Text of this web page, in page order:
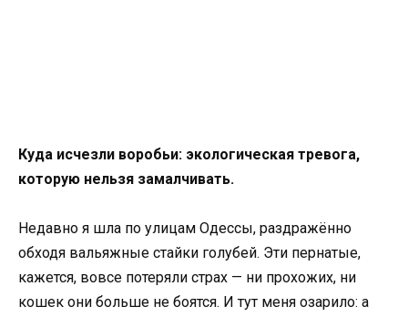
Куда исчезли воробьи: экологическая тревога,
которую нельзя замалчивать.
Недавно я шла по улицам Одессы, раздражённо
обходя вальяжные стайки голубей. Эти пернатые,
кажется, вовсе потеряли страх — ни прохожих, ни
кошек они больше не боятся. И тут меня озарило: а